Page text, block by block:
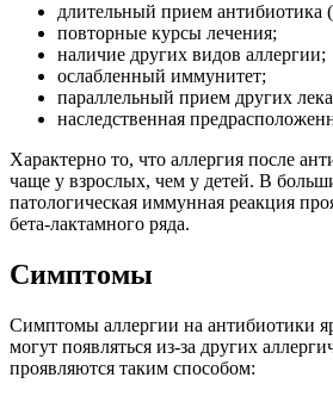
длительный прием антибиотика
повторные курсы лечения;
наличие других видов аллергии;
ослабленный иммунитет;
параллельный прием других
наследственная
Характерно то, что аллергия после
чаще у взрослых, чем у детей. В
патологическая иммунная реакция
бета-лактамного ряда.
Симптомы
Симптомы аллергии на антибиотики
могут появляться из-за других
проявляются таким способом: